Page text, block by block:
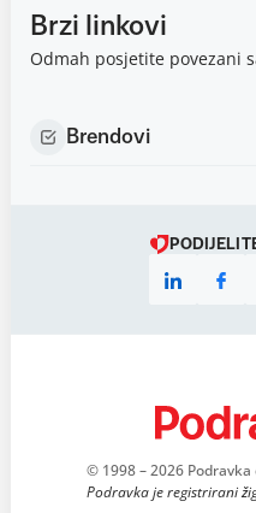
Brzi linkovi
Odmah posjetite povezani
Brendovi
© 1998 – 2026
Podravka je registrirani